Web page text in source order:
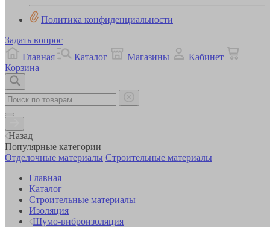
Политика конфиденциальности
Задать вопрос
Главная
Каталог Магазины
Кабинет
Корзина
Назад
Популярные категории
Отделочные материалы Строительные материалы
Главная
Каталог
Строительные материалы
Изоляция
Шумо-виброизоляция